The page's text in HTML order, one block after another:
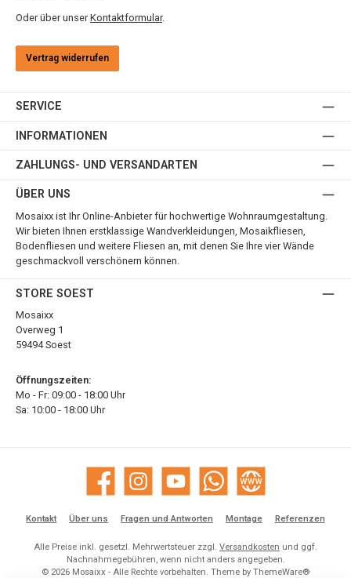
Oder über unser Kontaktformular.
Vertrag widerrufen
SERVICE
INFORMATIONEN
ZAHLUNGS- UND VERSANDARTEN
ÜBER UNS
Mosaixx ist Ihr Online-Anbieter für hochwertige Wohnraumgestaltung.
Wir bieten Ihnen erstklassige Wandverkleidungen, Mosaikfliesen,
Bodenfliesen und weitere Fliesen an, mit denen Sie Ihre vier Wände
geschmackvoll verschönern können.
STORE SOEST
Mosaixx
Overweg 1
59494 Soest
Öffnungszeiten:
Mo - Fr: 09:00 - 18:00 Uhr
Sa: 10:00 - 18:00 Uhr
Facebook Instagram YouTube WhatsApp Website
Kontakt Über uns Fragen und Antworten Montage Referenzen
Alle Preise inkl. gesetzl. Mehrwertsteuer zzgl. Versandkosten und ggf.
Nachnahmegebühren, wenn nicht anders angegeben.
© 2026 Mosaixx - Alle Rechte vorbehalten. Theme by ThemeWare®